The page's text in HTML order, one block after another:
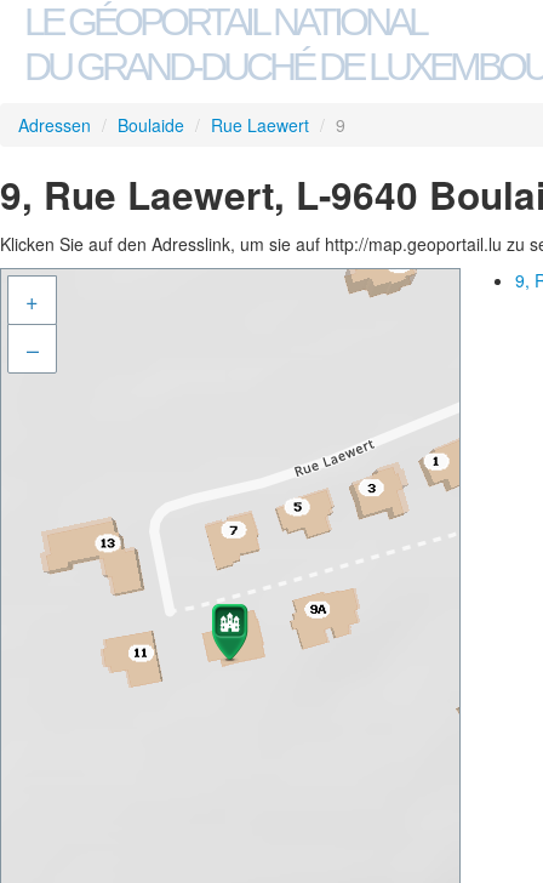
LE GÉOPORTAIL NATIONAL
DU GRAND-DUCHÉ DE
Adressen / Boulaide / Rue Laewert / 9
9, Rue Laewert, L-9640
Klicken Sie auf den Adresslink, um sie auf http://map.geoportail.lu zu
+
–
9,